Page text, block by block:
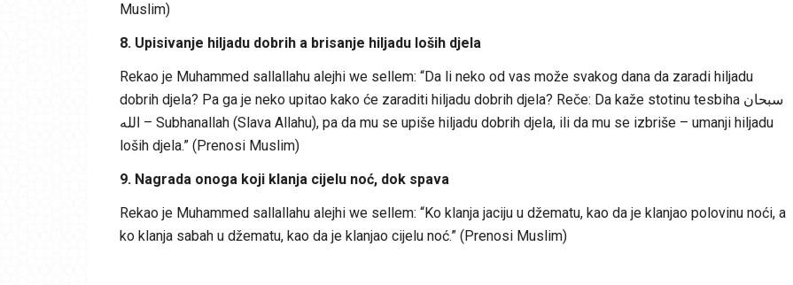
Muslim)
8. Upisivanje hiljadu dobrih a brisanje hiljadu loših djela
Rekao je Muhammed sallallahu alejhi we sellem: “Da li neko od vas može svakog dana da zaradi hiljadu
dobrih djela? Pa ga je neko upitao kako će zaraditi hiljadu dobrih djela? Reče: Da kaže stotinu tesbiha سبحان
الله – Subhanallah (Slava Allahu), pa da mu se upiše hiljadu dobrih djela, ili da mu se izbriše – umanji hiljadu
loših djela.” (Prenosi Muslim)
9. Nagrada onoga koji klanja cijelu noć, dok spava
Rekao je Muhammed sallallahu alejhi we sellem: “Ko klanja jaciju u džematu, kao da je klanjao polovinu noći, a
ko klanja sabah u džematu, kao da je klanjao cijelu noć.” (Prenosi Muslim)